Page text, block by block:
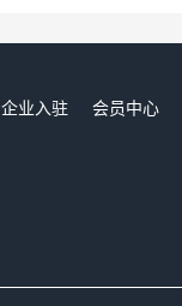
企业入驻 会员中心